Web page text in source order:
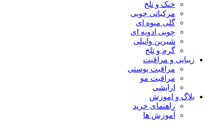
خنک و تلخ
مرکباتی چوبی
گلی میوه ای
چوبی ادویه ای
شیرین وانیلی
گرم و تلخ
زیبایی و مراقبت
مراقبت پوستی
مراقبت مو
ارایشی
بلاگ و اموزش
راهنمای خرید
آموزش ها